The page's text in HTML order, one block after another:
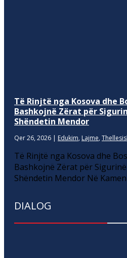
Të Rinjtë nga Kosova dhe
Bashkojnë Zërat për
Shëndetin Mendor
Qer 26, 2026 | Edukim, Lajme,
Të Rinjtë nga Kosova dhe
Bashkojnë Zërat për
Shëndetin Mendor Në
DIALOG